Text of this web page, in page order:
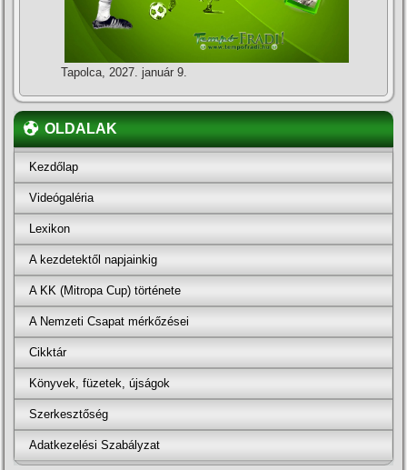
Tapolca, 2027. január 9.
OLDALAK
Kezdőlap
Videógaléria
Lexikon
A kezdetektől napjainkig
A KK (Mitropa Cup) története
A Nemzeti Csapat mérkőzései
Cikktár
Könyvek, füzetek, újságok
Szerkesztőség
Adatkezelési Szabályzat